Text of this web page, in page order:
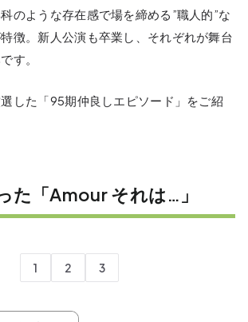
のような存在感で場を締める”職人的”な
徴。新人公演も卒業し、それぞれが舞台
す。
した「95期仲良しエピソード」をご紹
た「Amour それは…」
1 2 3